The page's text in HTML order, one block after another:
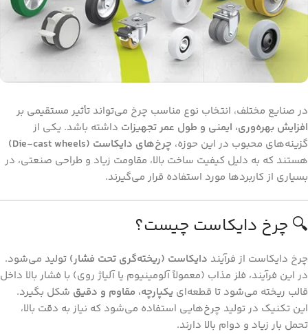
در صنایع مختلف، انتخاب نوع مناسب چرخ می‌تواند تأثیر مستقیمی بر
افزایش بهره‌وری، ایمنی و طول عمر تجهیزات داشته باشد. یکی از
گزینه‌های محبوب در این حوزه، چرخ‌های دایکاست (Die-cast wheels)
هستند که به دلیل کیفیت ساخت بالا، مقاومت زیاد و طراحی صنعتی، در
بسیاری از کاربردها مورد استفاده قرار می‌گیرند.
🔍 چرخ دایکاست چیست؟
چرخ دایکاست از فرآیند دایکاست (ریخته‌گری تحت فشار) تولید می‌شود.
در این فرآیند، فلز مذاب (معمولاً آلومینیوم یا آلیاژ روی) با فشار بالا داخل
قالب ریخته می‌شود تا قطعه‌ای یکپارچه، مقاوم و دقیق شکل بگیرد.
این تکنیک در تولید چرخ‌هایی استفاده می‌شود که نیاز به دقت بالا،
تحمل بار زیاد و دوام بالا دارند.